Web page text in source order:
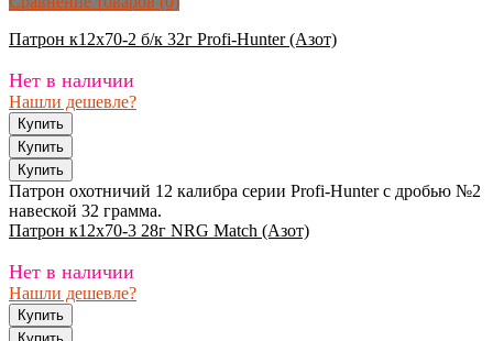
Патрон к12х70-2 б/к 32г Profi-Hunter (Азот)
Нет в наличии
Нашли дешевле?
Патрон охотничий 12 калибра серии Profi-Hunter с дробью №2
навеской 32 грамма.
Патрон к12х70-3 28г NRG Match (Азот)
Нет в наличии
Нашли дешевле?